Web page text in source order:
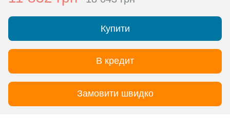
Купити
В кредит
Замовити швидко